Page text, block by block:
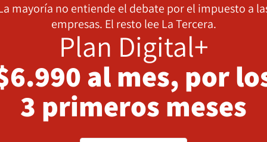
mayoría no entiende el debate por el impuesto a
empresas. El resto lee La Tercera.
Plan Digital+
al mes, por
3 primeros meses